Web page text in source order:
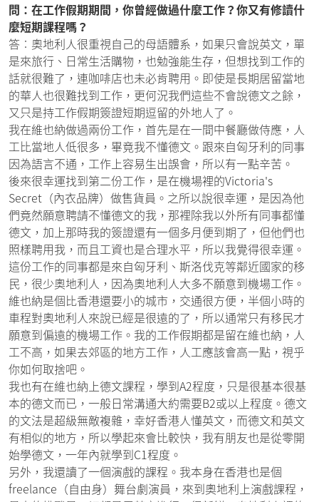
問：在工作假期期間，你曾經做過什麼工作？你又有修讀什
麼短期課程嗎？
答︰奧地利人很重視自己的母語體系，如果只會說英文，單
是來旅行、日常生活購物，也勉強能生存，但想找到工作的
話就很難了，連咖啡店也未必肯聘用。即使是長期居留當地
的華人也很難找到工作，更何況我們這些不會說德文之餘，
又只是持工作假期簽證短期逗留的外地人了。
我在維也納做過兩份工作，首先是在一間中餐廳做侍應，人
工比當地人低很多，畢竟我不懂德文。跟來自匈牙利的同事
因為語言不通，工作上容易生出誤會，所以有一點辛苦。
後來很幸運找到第二份工作，是在機場裡的Victoria's
Secret（內衣品牌）做售貨員。之所以說很幸運，是因為他
們竟然願意聘請不懂德文的我，那裡除我以外所有同事都懂
德文，加上那時我的簽證還有一個多月便到期了，但他們也
照樣聘用我，而且工資也是合理水平，所以我覺得很幸運。
這份工作的同事都是來自匈牙利、斯洛伐克等鄰近國家的移
民，很少奧地利人，因為奧地利人大多不願意到機場工作。
維也納是個比香港還要小的城市，交通很方便，半個小時的
車程對奧地利人來說已經是很遠的了，所以通常只有移民才
願意到偏遠的機場工作。我的工作假期都是留在維也納，人
工不高，如果去郊區的地方工作，人工應該會高一點，視乎
你如何取捨吧。
我也有在維也納上德文課程，學到A2程度，只是很基本很基
本的德文而已，一般日常溝通大約需要B2或以上程度。德文
的文法是超級無敵複雜，幸好香港人懂英文，而德文和英文
有相似的地方，所以學起來會比較快，我有朋友也是從零開
始學德文，一年內就學到C1程度。
另外，我還讀了一個演戲的課程。我本身在香港也是個
freelance（自由身）舞台劇演員，來到奧地利上演戲課程，